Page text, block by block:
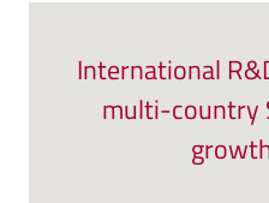
International
multi-country